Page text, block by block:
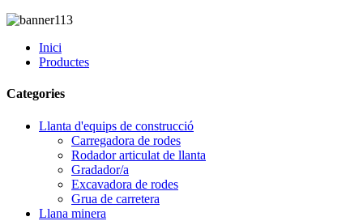
Inici
Productes
Categories
Llanta d'equips de construcció
Carregadora de rodes
Rodador articulat de llanta
Gradador/a
Excavadora de rodes
Grua de carretera
Llana minera